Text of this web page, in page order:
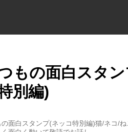
もの面白スタ
別編)
の面白スタンプ(ネッコ特別編)猫/ネコ/